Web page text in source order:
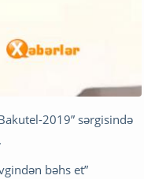
2019” sərgisində
bəhs et”